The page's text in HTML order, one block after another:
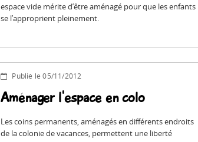
espace vide mérite d’être aménagé pour que les enfants
se l’approprient pleinement.
Publié le 05/11/2012
Aménager l'espace en colo
Les coins permanents, aménagés en différents endroits
de la colonie de vacances, permettent une liberté